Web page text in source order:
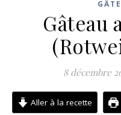
Gâteau
8 décembre
Aller à la recette